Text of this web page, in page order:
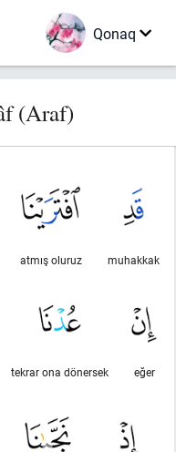
Qonaq
(Araf)
muhakkak
atmış oluruz
eğer
tekrar ona dönersek